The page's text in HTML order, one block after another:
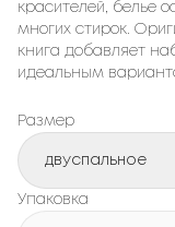
красителей, белье
многих стирок.
книга добавляет
идеальным
Размер
двуспальное
Упаковка